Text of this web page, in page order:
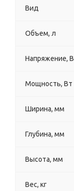
Вид
Объем, л
Напряжение, В
Мощность, Вт
Ширина, мм
Глубина, мм
Высота, мм
Вес, кг